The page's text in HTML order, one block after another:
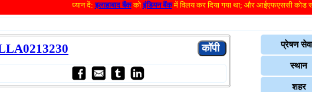
ध्यान दें:इलाहाबाद बैंककोइंडियन बैंकमें विलय कर दिया गया था; और आईएफएससी कोड
प्रेषण
स्थान
शहर